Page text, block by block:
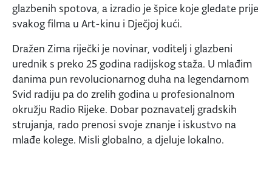
glazbenih spotova, a izradio je špice koje gledate prije
svakog filma u Art-kinu i Dječjoj kući.
Dražen Zima riječki je novinar, voditelj i glazbeni
urednik s preko 25 godina radijskog staža. U mlađim
danima pun revolucionarnog duha na legendarnom
Svid radiju pa do zrelih godina u profesionalnom
okružju Radio Rijeke. Dobar poznavatelj gradskih
strujanja, rado prenosi svoje znanje i iskustvo na
mlađe kolege. Misli globalno, a djeluje lokalno.